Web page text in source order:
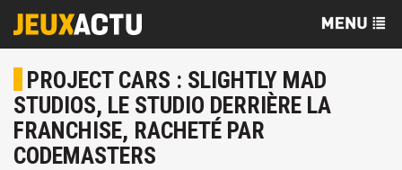
PROJECT CARS : SLIGHTLY MAD
STUDIOS, LE STUDIO DERRIÈRE LA
FRANCHISE, RACHETÉ PAR
CODEMASTERS